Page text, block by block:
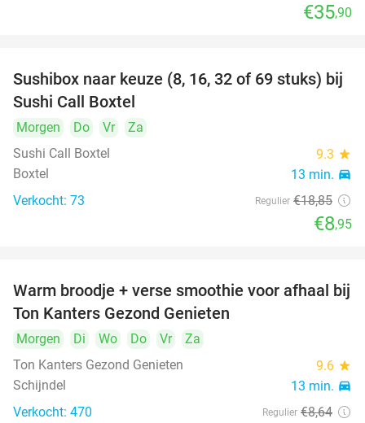
€35,90
53%
Sushibox naar keuze (8, 16, 32 of 69 stuks) bij
Sushi Call Boxtel
Morgen Do Vr
Za
Sushi Call Boxtel
9.3 star
Boxtel 13 min. directions_car
Verkocht: 73 Regulier €18,85
€8,95
43%
Warm broodje + verse smoothie voor afhaal bij
Ton Kanters Gezond Genieten
Morgen Di Wo Do Vr
Za
Ton Kanters Gezond Genieten
9.6 star
Schijndel 13 min. directions_car
Verkocht: 470 Regulier €8,64